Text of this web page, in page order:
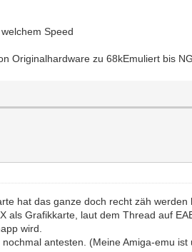
Speed
Originalhardware zu 68kEmuliert bis NG
hat das ganze doch recht zäh
als Grafikkarte, laut dem Thread auf
wird.
antesten. (Meine Amiga-emu ist